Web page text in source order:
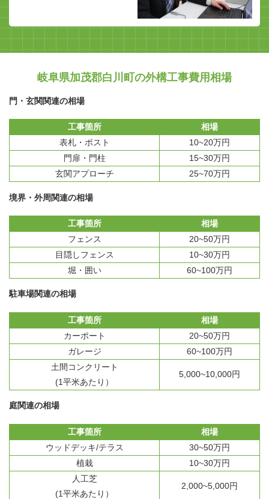
岐阜県加茂郡白川町の外構工事費用相場
門・玄関関連の相場
工事箇所
相場
表札・ポスト
10~20万円
門扉・門柱
15~30万円
玄関アプローチ
25~70万円
境界・外周関連の相場
工事箇所
相場
フェンス
20~50万円
目隠しフェンス
10~30万円
堀・囲い
60~100万円
駐車場関連の相場
工事箇所
相場
カーポート
20~50万円
ガレージ
60~100万円
土間コンクリート
(1平米あたり）
5,000~10,000円
庭関連の相場
工事箇所
相場
ウッドデッキ/テラス
30~50万円
植栽
10~30万円
人工芝
(1平米あたり）
2,000~5,000円